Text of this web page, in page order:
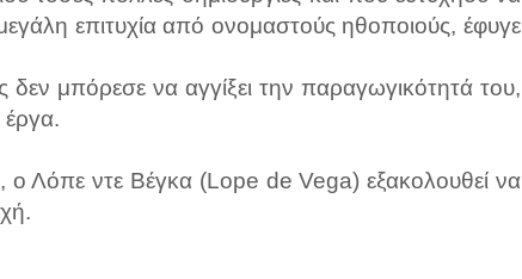
επιτυχία από ονομαστούς ηθοποιούς, έφυγε
μπόρεσε να αγγίξει την παραγωγικότητά του,
έργα.
ο Λόπε ντε Βέγκα (Lope de Vega) εξακολουθεί να